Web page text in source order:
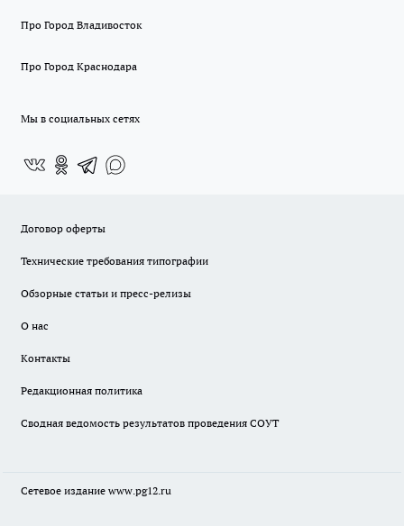
Про Город Владивосток
Про Город Краснодара
Мы в социальных сетях
Договор оферты
Технические требования типографии
Обзорные статьи и пресс-релизы
О нас
Контакты
Редакционная политика
Сводная ведомость результатов проведения СОУТ
Сетевое издание www.pg12.ru